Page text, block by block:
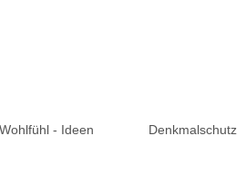
Wohlfühl - Ideen Denkmalschutz